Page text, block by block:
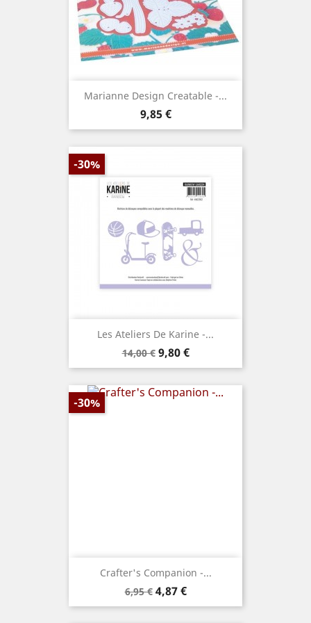
Marianne Design Creatable -...
Prix
9,85 €
Les Ateliers De Karine -...
Prix
de
14,00 € Prix
9,80 €
-30%
Crafter's Companion -...
Prix
de
6,95 € Prix
4,87 €
-30%